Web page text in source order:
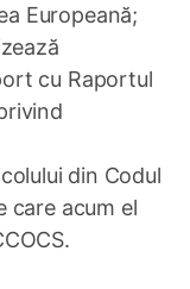
Europeană;
cu Raportul
din Codul
care acum el